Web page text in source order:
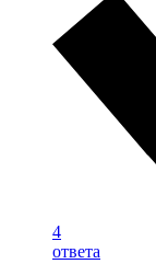
4
ответа